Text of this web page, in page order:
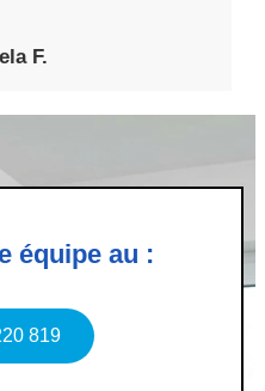
F.
équipe au :
819